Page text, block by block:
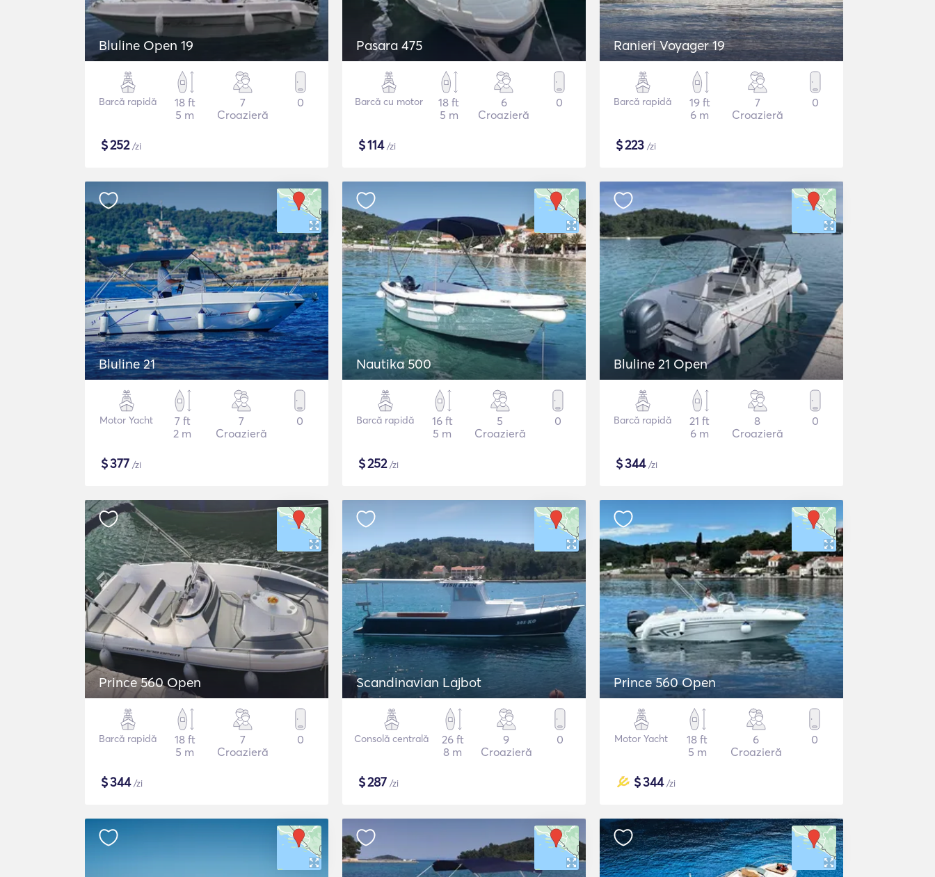
Bluline Open 19
Barcă rapidă
18 ft
5 m
7
Croazieră
0
$252/zi
Pasara 475
Barcă cu motor
18 ft
5 m
6
Croazieră
0
$114/zi
Ranieri Voyager 19
Barcă rapidă
19 ft
6 m
7
Croazieră
0
$223 /zi
Bluline 21
Motor Yacht
7 ft
2 m
7
Croazieră
0
$377 /zi
Nautika 500
Barcă rapidă
16 ft
5 m
5
Croazieră
0
$252/zi
Bluline 21 Open
Barcă rapidă
21 ft
6 m
8
Croazieră
0
$344/zi
Prince 560 Open
Barcă rapidă
18 ft
5 m
7
Croazieră
0
$344/zi
Scandinavian Lajbot
Consolă centrală
26 ft
8 m
9
Croazieră
0
$287 /zi
Prince 560 Open
Motor Yacht
18 ft
5 m
6
Croazieră
0
$344/zi